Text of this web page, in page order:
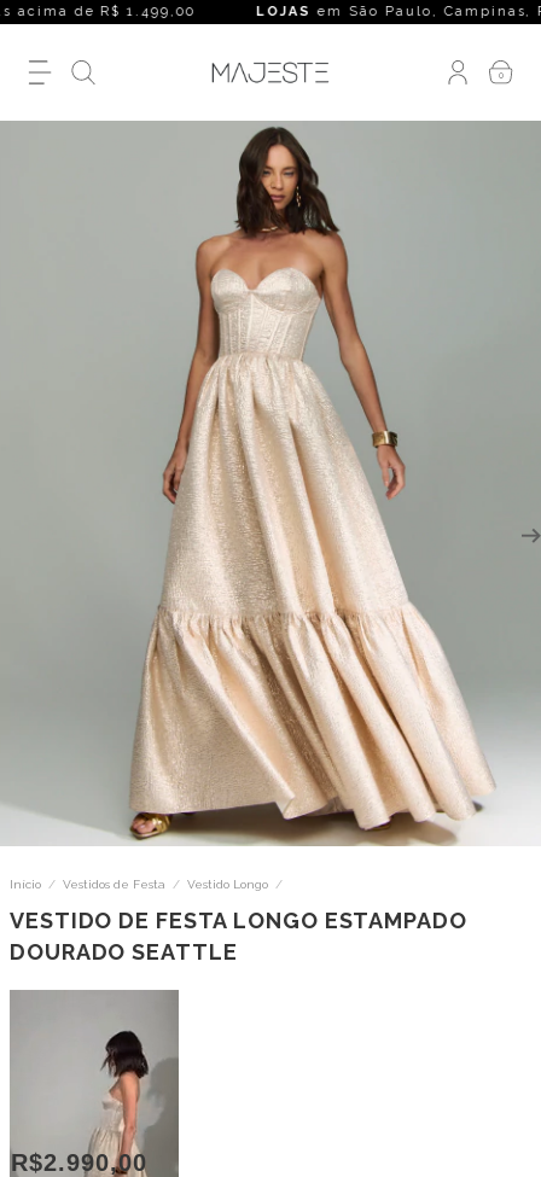
de R$ 1.499,00 LOJASem São Paulo, Campinas, Rio
0
Início / Vestidos de Festa / Vestido Longo /
VESTIDO DE FESTA LONGO ESTAMPADO
DOURADO SEATTLE
R$2.990,00